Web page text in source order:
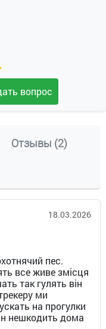
вопрос
Отзывы (2)
18.03.2026
пес.
все живе змісця
так гулять він
ми
на прогулки
нешкодить дома